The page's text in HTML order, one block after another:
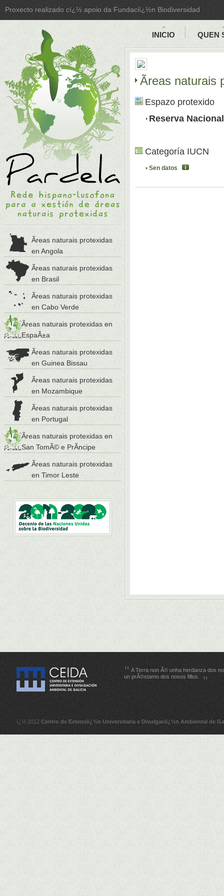
Proxecto realizado cï¿½ apoio da Fundaciï¿½n Biodiversidad
Ãreas naturais protexidas
en Angola
Ãreas naturais protexidas
en Brasil
Ãreas naturais protexidas
en Cabo Verde
Ãreas naturais protexidas en
EspaÃ±a
Ãreas naturais protexidas
en Guinea Bissau
Ãreas naturais protexidas
en Mozambique
Ãreas naturais protexidas
en Portugal
Ãreas naturais protexidas en
San TomÃ© e PrÃ­ncipe
Ãreas naturais protexidas
en Timor Leste
INICIO QUEN
Ãreas
Espazo protexido
Reserva
Categoría IUCN
Sen datos
A Terra non Ã© unha herdanza dos
un prÃ©stamo dos nosos fillos.
ï¿½ 2012 Centro de Extensiï¿½n Universitaria e Divulgaciï¿½n Ambiental de